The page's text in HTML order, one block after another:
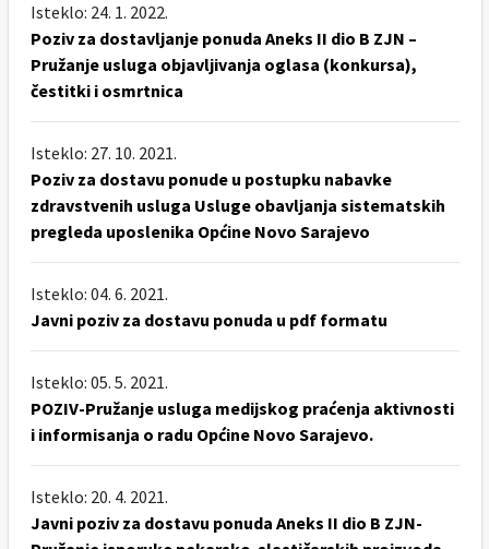
Isteklo: 24. 1. 2022.
Poziv za dostavljanje ponuda Aneks II dio B ZJN –
Pružanje usluga objavljivanja oglasa (konkursa),
čestitki i osmrtnica
Isteklo: 27. 10. 2021.
Poziv za dostavu ponude u postupku nabavke
zdravstvenih usluga Usluge obavljanja sistematskih
pregleda uposlenika Općine Novo Sarajevo
Isteklo: 04. 6. 2021.
Javni poziv za dostavu ponuda u pdf formatu
Isteklo: 05. 5. 2021.
POZIV-Pružanje usluga medijskog praćenja aktivnosti
i informisanja o radu Općine Novo Sarajevo.
Isteklo: 20. 4. 2021.
Javni poziv za dostavu ponuda Aneks II dio B ZJN-